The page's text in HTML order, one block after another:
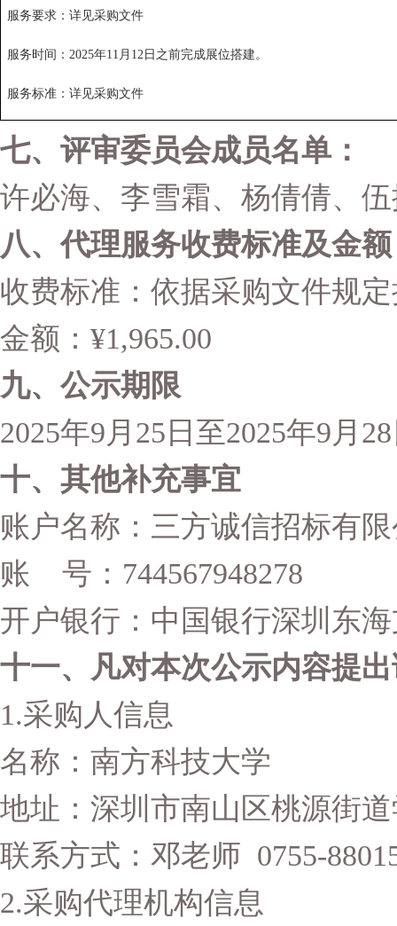
服务要求：详见采购文件
服务时间： 2025年11月12日之前完成展位搭建。
服务标准：详见采购文件
七、评审委员会成员名单：
许必海、李雪霜、杨倩倩、
八、代理服务收费标准及金
收费标准：依据采购文件规
金额：¥1,965.00
九、公示期限
2025年9月25日至2025年9月
十、其他补充事宜
账户名称：三方诚信招标有
账 号：744567948278
开户银行：中国银行深圳东
十一、凡对本次公示内容提
1.采购人信息
名称：南方科技大学
地址：深圳市南山区桃源街
联系方式：邓老师 0755-
2.采购代理机构信息